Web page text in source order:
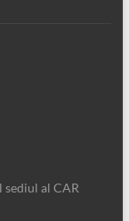
al CAR